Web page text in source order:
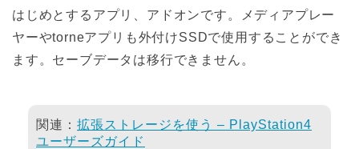
はじめとするアプリ、アドオンです。メディアプレー
ヤーやtorneアプリも外付けSSDで使用することができ
ます。セーブデータは移行できません。
関連： 拡張ストレージを使う – PlayStation4
ユーザーズガイド